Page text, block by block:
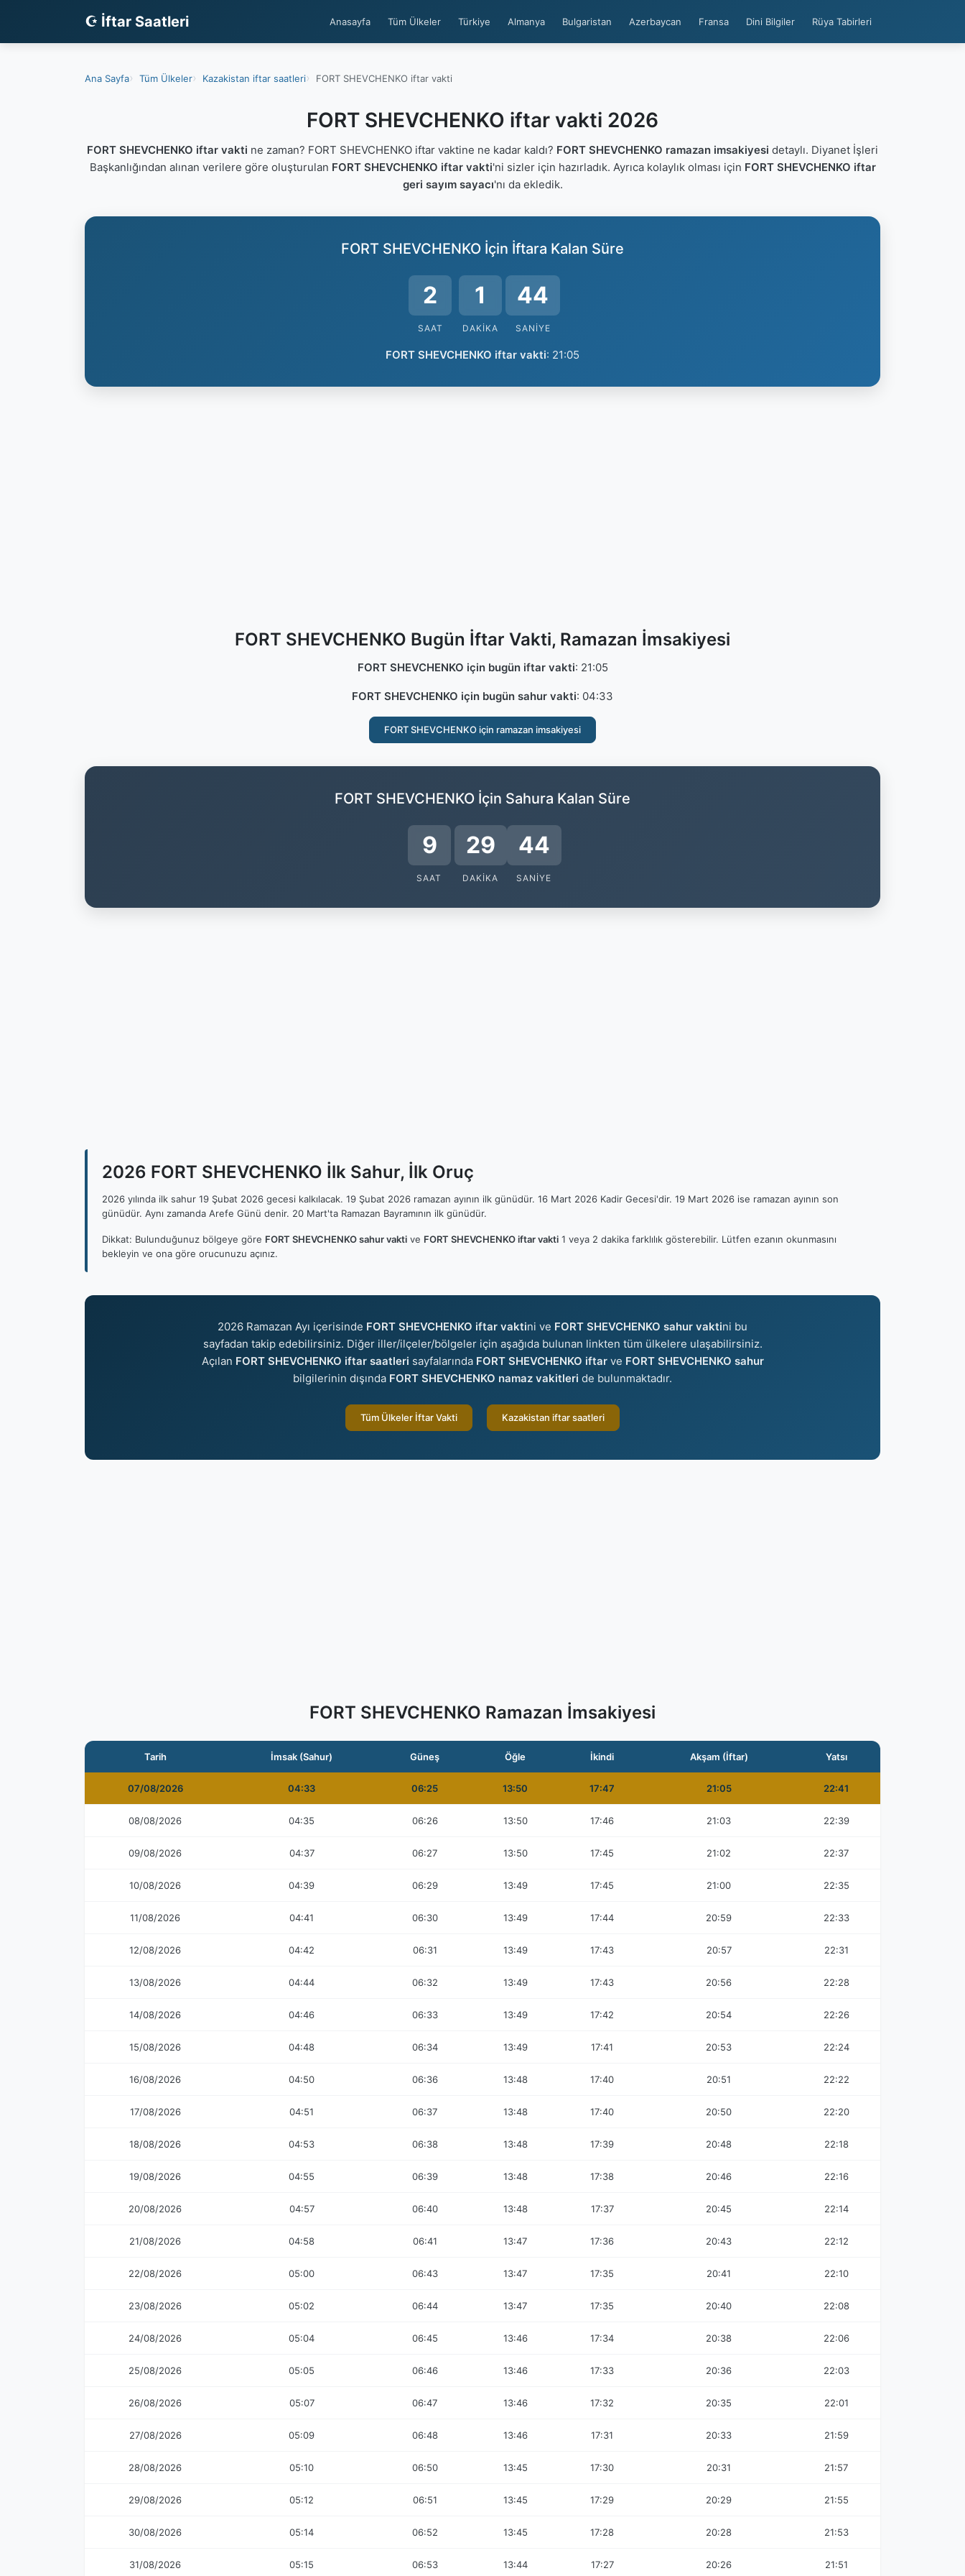
☪ İftar Saatleri Anasayfa Tüm Ülkeler Türkiye Almanya Bulgaristan Azerbaycan Fransa Dini Bilgiler Rüya Tabirleri
Ana Sayfa Tüm Ülkeler Kazakistan iftar saatleri FORT SHEVCHENKO iftar vakti
FORT SHEVCHENKO iftar vakti 2026
FORT SHEVCHENKO iftar vakti ne zaman? FORT SHEVCHENKO iftar vaktine ne kadar kaldı? FORT SHEVCHENKO ramazan imsakiyesi detaylı. Diyanet İşleri
Başkanlığından alınan verilere göre oluşturulan FORT SHEVCHENKO iftar vakti'ni sizler için hazırladık. Ayrıca kolaylık olması için FORT SHEVCHENKO iftar
geri sayım sayacı'nı da ekledik.
FORT SHEVCHENKO İçin İftara Kalan Süre
2
SAAT
1
DAKIKA
44
SANIYE
FORT SHEVCHENKO iftar vakti: 21:05
FORT SHEVCHENKO Bugün İftar Vakti, Ramazan İmsakiyesi
FORT SHEVCHENKO için bugün iftar vakti: 21:05
FORT SHEVCHENKO için bugün sahur vakti: 04:33
FORT SHEVCHENKO için ramazan imsakiyesi
FORT SHEVCHENKO İçin Sahura Kalan Süre
9
SAAT
29
DAKIKA
44
SANIYE
2026 FORT SHEVCHENKO İlk Sahur, İlk Oruç
2026 yılında ilk sahur 19 Şubat 2026 gecesi kalkılacak. 19 Şubat 2026 ramazan ayının ilk günüdür. 16 Mart 2026 Kadir Gecesi'dir. 19 Mart 2026 ise ramazan ayının son
günüdür. Aynı zamanda Arefe Günü denir. 20 Mart'ta Ramazan Bayramının ilk günüdür.
Dikkat: Bulunduğunuz bölgeye göre FORT SHEVCHENKO sahur vakti ve FORT SHEVCHENKO iftar vakti 1 veya 2 dakika farklılık gösterebilir. Lütfen ezanın okunmasını
bekleyin ve ona göre orucunuzu açınız.
2026 Ramazan Ayı içerisinde FORT SHEVCHENKO iftar vaktini ve FORT SHEVCHENKO sahur vaktini bu
sayfadan takip edebilirsiniz. Diğer iller/ilçeler/bölgeler için aşağıda bulunan linkten tüm ülkelere ulaşabilirsiniz.
Açılan FORT SHEVCHENKO iftar saatleri sayfalarında FORT SHEVCHENKO iftarve FORT SHEVCHENKO sahur
bilgilerinin dışında FORT SHEVCHENKO namaz vakitleri de bulunmaktadır.
Tüm Ülkeler İftar Vakti Kazakistan iftar saatleri
FORT SHEVCHENKO Ramazan İmsakiyesi
Tarih İmsak (Sahur) Güneş Öğle İkindi Akşam (İftar) Yatsı
07/08/2026 04:33 06:25 13:50 17:47 21:05 22:41
08/08/2026 04:35 06:26 13:50 17:46 21:03 22:39
09/08/2026 04:37 06:27 13:50 17:45 21:02 22:37
10/08/2026 04:39 06:29 13:49 17:45 21:00 22:35
11/08/2026 04:41 06:30 13:49 17:44 20:59 22:33
12/08/2026 04:42 06:31 13:49 17:43 20:57 22:31
13/08/2026 04:44 06:32 13:49 17:43 20:56 22:28
14/08/2026 04:46 06:33 13:49 17:42 20:54 22:26
15/08/2026 04:48 06:34 13:49 17:41 20:53 22:24
16/08/2026 04:50 06:36 13:48 17:40 20:51 22:22
17/08/2026 04:51 06:37 13:48 17:40 20:50 22:20
18/08/2026 04:53 06:38 13:48 17:39 20:48 22:18
19/08/2026 04:55 06:39 13:48 17:38 20:46 22:16
20/08/2026 04:57 06:40 13:48 17:37 20:45 22:14
21/08/2026 04:58 06:41 13:47 17:36 20:43 22:12
22/08/2026 05:00 06:43 13:47 17:35 20:41 22:10
23/08/2026 05:02 06:44 13:47 17:35 20:40 22:08
24/08/2026 05:04 06:45 13:46 17:34 20:38 22:06
25/08/2026 05:05 06:46 13:46 17:33 20:36 22:03
26/08/2026 05:07 06:47 13:46 17:32 20:35 22:01
27/08/2026 05:09 06:48 13:46 17:31 20:33 21:59
28/08/2026 05:10 06:50 13:45 17:30 20:31 21:57
29/08/2026 05:12 06:51 13:45 17:29 20:29 21:55
30/08/2026 05:14 06:52 13:45 17:28 20:28 21:53
31/08/2026 05:15 06:53 13:44 17:27 20:26 21:51